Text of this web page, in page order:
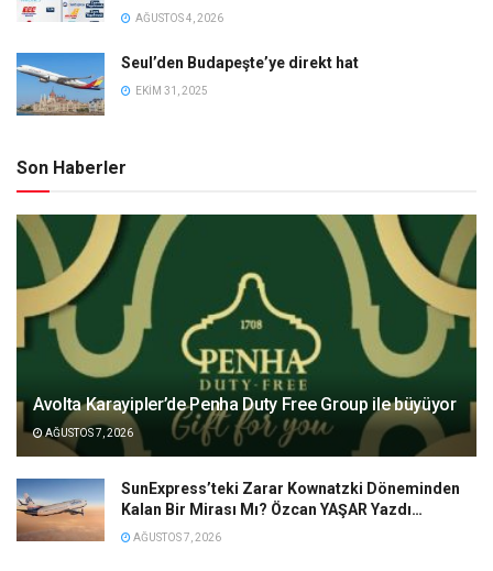
AĞUSTOS 4, 2026
Seul’den Budapeşte’ye direkt hat
EKIM 31, 2025
Son Haberler
Avolta Karayipler’de Penha Duty Free Group ile büyüyor
AĞUSTOS 7, 2026
SunExpress’teki Zarar Kownatzki Döneminden
Kalan Bir Mirası Mı? Özcan YAŞAR Yazdı…
AĞUSTOS 7, 2026